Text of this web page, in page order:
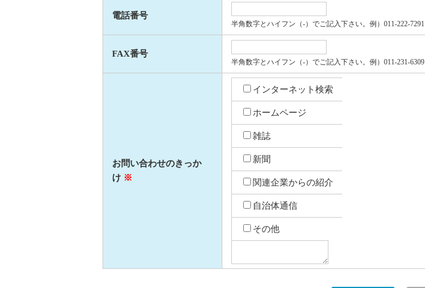
電話番号
半角数字とハイフン（-）でご記入下さい。例）011-222-7291
FAX番号
半角数字とハイフン（-）でご記入下さい。例）011-231-6309
お問い合わせのきっか
け ※
インターネット検索
ホームページ
雑誌
新聞
関連企業からの紹介
自治体通信
その他